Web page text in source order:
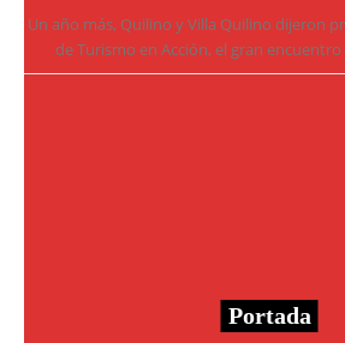
Un año más, Quilino y Villa Quilino dijeron
de Turismo en Acción, el gran
Portada